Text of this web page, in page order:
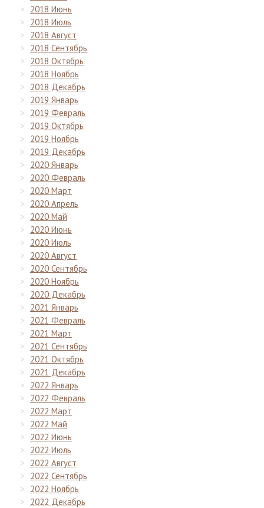
2018 Июнь
2018 Июль
2018 Август
2018 Сентябрь
2018 Октябрь
2018 Ноябрь
2018 Декабрь
2019 Январь
2019 Февраль
2019 Октябрь
2019 Ноябрь
2019 Декабрь
2020 Январь
2020 Февраль
2020 Март
2020 Апрель
2020 Май
2020 Июнь
2020 Июль
2020 Август
2020 Сентябрь
2020 Ноябрь
2020 Декабрь
2021 Январь
2021 Февраль
2021 Март
2021 Сентябрь
2021 Октябрь
2021 Декабрь
2022 Январь
2022 Февраль
2022 Март
2022 Май
2022 Июнь
2022 Июль
2022 Август
2022 Сентябрь
2022 Ноябрь
2022 Декабрь